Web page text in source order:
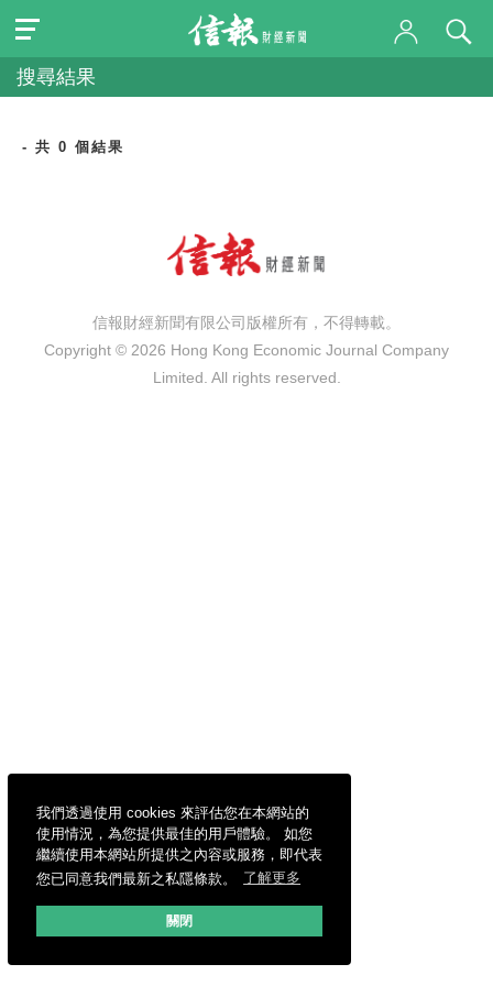
我們透過使用 cookies 來評估您在本網站的
使用情況，為您提供最佳的用戶體驗。 如您
繼續使用本網站所提供之內容或服務，即代表
您已同意我們最新之私隱條款。
了解更多
關閉
搜尋結果
- 共 0 個結果
信報財經新聞有限公司版權所有，不得轉載。
Copyright © 2026 Hong Kong Economic Journal Company
Limited. All rights reserved.